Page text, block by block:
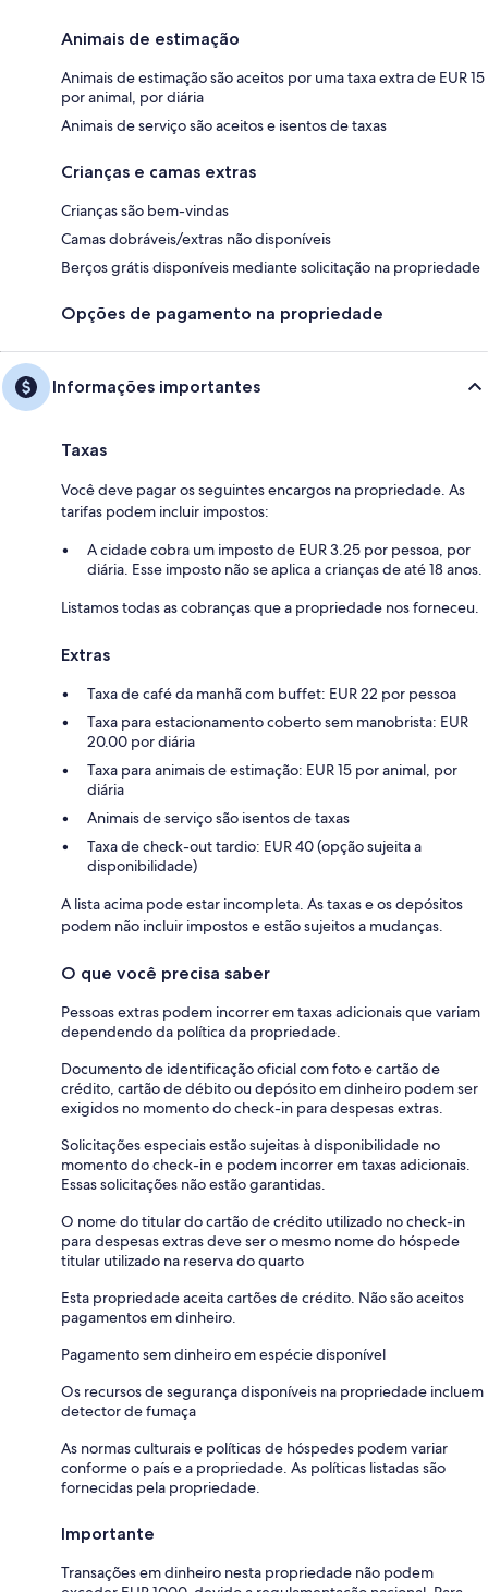
Animais de estimação
Animais de estimação são aceitos por uma taxa extra de EUR 15
por animal, por diária
Animais de serviço são aceitos e isentos de taxas
Crianças e camas extras
Crianças são bem-vindas
Camas dobráveis/extras não disponíveis
Berços grátis disponíveis mediante solicitação na propriedade
Opções de pagamento na propriedade
Informações importantes
Taxas
Você deve pagar os seguintes encargos na propriedade. As
tarifas podem incluir impostos:
A cidade cobra um imposto de EUR 3.25 por pessoa, por
diária. Esse imposto não se aplica a crianças de até 18 anos.
Listamos todas as cobranças que a propriedade nos forneceu.
Extras
Taxa de café da manhã com buffet: EUR 22 por pessoa
Taxa para estacionamento coberto sem manobrista: EUR
20.00 por diária
Taxa para animais de estimação: EUR 15 por animal, por
diária
Animais de serviço são isentos de taxas
Taxa de check-out tardio: EUR 40 (opção sujeita a
disponibilidade)
A lista acima pode estar incompleta. As taxas e os depósitos
podem não incluir impostos e estão sujeitos a mudanças.
O que você precisa saber
Pessoas extras podem incorrer em taxas adicionais que variam
dependendo da política da propriedade.
Documento de identificação oficial com foto e cartão de
crédito, cartão de débito ou depósito em dinheiro podem ser
exigidos no momento do check-in para despesas extras.
Solicitações especiais estão sujeitas à disponibilidade no
momento do check-in e podem incorrer em taxas adicionais.
Essas solicitações não estão garantidas.
O nome do titular do cartão de crédito utilizado no check-in
para despesas extras deve ser o mesmo nome do hóspede
titular utilizado na reserva do quarto
Esta propriedade aceita cartões de crédito. Não são aceitos
pagamentos em dinheiro.
Pagamento sem dinheiro em espécie disponível
Os recursos de segurança disponíveis na propriedade incluem
detector de fumaça
As normas culturais e políticas de hóspedes podem variar
conforme o país e a propriedade. As políticas listadas são
fornecidas pela propriedade.
Importante
Transações em dinheiro nesta propriedade não podem